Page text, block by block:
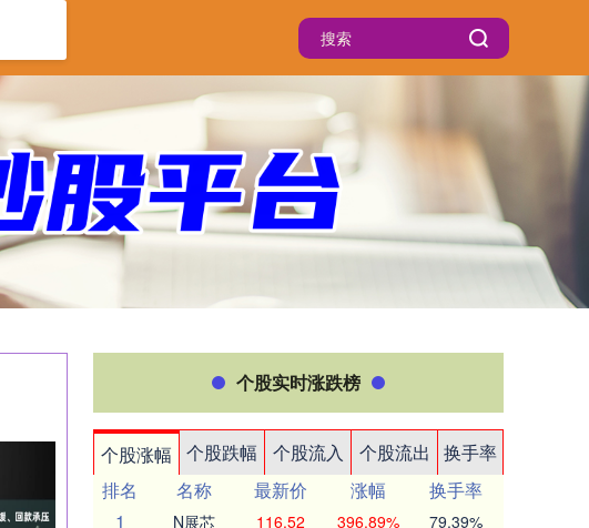
个股实时涨跌榜
个股涨幅 个股跌幅 个股流入 个股流出
换手率
排名
名称 最新价 涨幅
换手率
1
N展芯 116.52 396.89% 79.39%